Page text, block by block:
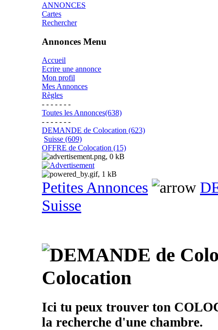
ANNONCES
Cartes
Rechercher
Annonces Menu
Accueil
Ecrire une annonce
Mon profil
Mes Annonces
Règles
- - - - - - -
Toutes les Annonces(638)
- - - - - - -
DEMANDE de Colocation (623)
Suisse (609)
OFFRE de Colocation (15)
Petites Annonces
Suisse
Colocation
Ici tu peux trouver ton
la recherche d'une chambre.